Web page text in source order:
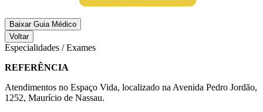
Baixar Guia Médico
Voltar
Especialidades / Exames
REFERÊNCIA
Atendimentos no Espaço Vida, localizado na Avenida Pedro Jordão,
1252, Maurício de Nassau.